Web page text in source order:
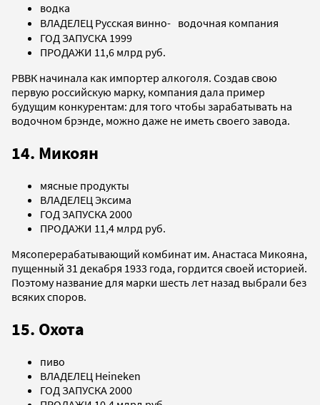
водка
ВЛАДЕЛЕЦ Русская винно- водочная компания
ГОД ЗАПУСКА 1999
ПРОДАЖИ 11,6 млрд руб.
РВВК начинала как импортер алкоголя. Создав свою
первую российскую марку, компания дала пример
будущим конкурентам: для того чтобы зарабатывать на
водочном брэнде, можно даже не иметь своего завода.
14. Микоян
мясные продукты
ВЛАДЕЛЕЦ Эксима
ГОД ЗАПУСКА 2000
ПРОДАЖИ 11,4 млрд руб.
Мясоперерабатывающий комбинат им. Анастаса Микояна,
пущенный 31 декабря 1933 года, гордится своей историей.
Поэтому название для марки шесть лет назад выбрали без
всяких споров.
15. Охота
пиво
ВЛАДЕЛЕЦ Heineken
ГОД ЗАПУСКА 2000